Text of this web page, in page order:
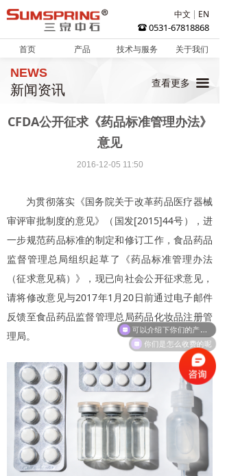
뀰 0531-67818868
中文 EN
首页 产品 技术与服务 关于我们
为贯彻落实《国务院关于改革药品医疗器械
审评审批制度的意见》（国发[2015]44号），进
一步规范药品标准的制定和修订工作，食品药品
监督管理总局组织起草了《药品标准管理办法
（征求意见稿）》，现已向社会公开征求意见，
请将修改意见与2017年1月20日前通过电子邮件
反馈至食品药品监督管理总局药品化妆品注册管
理局。
CFDA公开征求《药品标准管理办法》
意见
2016-12-05 11:50
NEWS
新闻资讯 끀
查看更多
可以介绍下你们的产品么
你们是怎么收费的呢